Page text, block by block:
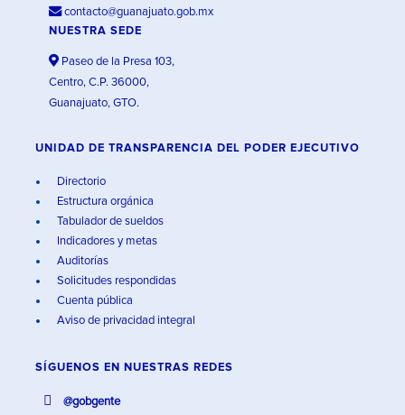
contacto@guanajuato.gob.mx
NUESTRA SEDE
Paseo de la Presa 103,
Centro, C.P. 36000,
Guanajuato, GTO.
UNIDAD DE TRANSPARENCIA DEL PODER EJECUTIVO
Directorio
Estructura orgánica
Tabulador de sueldos
Indicadores y metas
Auditorías
Solicitudes respondidas
Cuenta pública
Aviso de privacidad integral
SÍGUENOS EN NUESTRAS REDES
@gobgente